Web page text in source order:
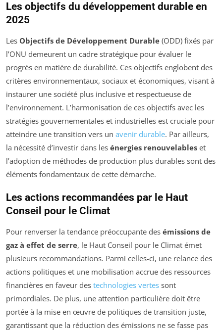
Les objectifs du développement durable en
2025
Les Objectifs de Développement Durable (ODD) fixés par
l’ONU demeurent un cadre stratégique pour évaluer le
progrès en matière de durabilité. Ces objectifs englobent des
critères environnementaux, sociaux et économiques, visant à
instaurer une société plus inclusive et respectueuse de
l’environnement. L’harmonisation de ces objectifs avec les
stratégies gouvernementales et industrielles est cruciale pour
atteindre une transition vers un avenir durable. Par ailleurs,
la nécessité d’investir dans les énergies renouvelables et
l’adoption de méthodes de production plus durables sont des
éléments fondamentaux de cette démarche.
Les actions recommandées par le Haut
Conseil pour le Climat
Pour renverser la tendance préoccupante des émissions de
gaz à effet de serre, le Haut Conseil pour le Climat émet
plusieurs recommandations. Parmi celles-ci, une relance des
actions politiques et une mobilisation accrue des ressources
financières en faveur des technologies vertes sont
primordiales. De plus, une attention particulière doit être
portée à la mise en œuvre de politiques de transition juste,
garantissant que la réduction des émissions ne se fasse pas